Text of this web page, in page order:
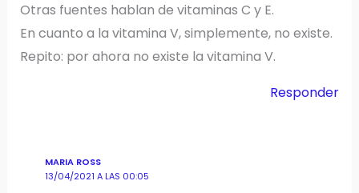
Otras fuentes hablan de vitaminas C y E.
En cuanto a la vitamina V, simplemente, no existe.
Repito: por ahora no existe la vitamina V.
Responder
MARIA ROSS
13/04/2021 A LAS 00:05